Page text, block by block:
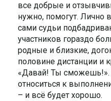
все добрые и
нужно, помогут. Лично
сами судьи
участников гораздо
родные и близкие,
половине дистанции и
«Давай! Ты
относиться к
– и всё будет хорошо.